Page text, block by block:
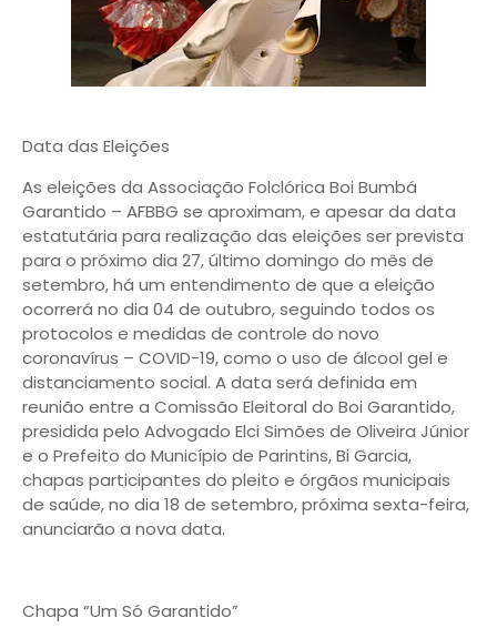
Data das Eleições
As eleições da Associação Folclórica Boi Bumbá
Garantido – AFBBG se aproximam, e apesar da data
estatutária para realização das eleições ser prevista
para o próximo dia 27, último domingo do mês de
setembro, há um entendimento de que a eleição
ocorrerá no dia 04 de outubro, seguindo todos os
protocolos e medidas de controle do novo
coronavírus – COVID-19, como o uso de álcool gel e
distanciamento social. A data será definida em
reunião entre a Comissão Eleitoral do Boi Garantido,
presidida pelo Advogado Elci Simões de Oliveira Júnior
e o Prefeito do Município de Parintins, Bi Garcia,
chapas participantes do pleito e órgãos municipais
de saúde, no dia 18 de setembro, próxima sexta-feira,
anunciarão a nova data.
Chapa “Um Só Garantido”